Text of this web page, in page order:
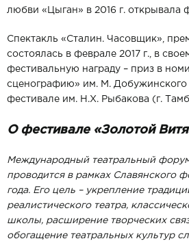
любви «Цыган» в 2016 г. открывала
Спектакль «Сталин. Часовщик»,
состоялась в феврале 2017 г., в
фестивальную награду – приз в
сценографию» им. М. Добужинского
фестивале им. Н.Х. Рыбакова (г.
О фестивале «Золотой
Международный театральный
проводится в рамках Славянского
года. Его цель – укрепление
реалистического театра,
школы, расширение творческих
обогащение театральных культур